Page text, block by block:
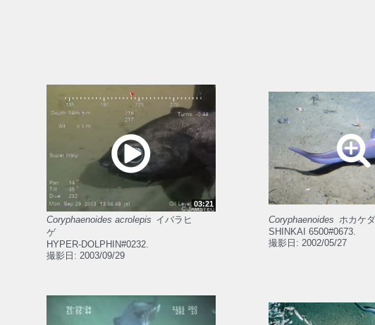
03:21
Coryphaenoides acrolepis イバラヒ
ゲ
HYPER-DOLPHIN#0232.
撮影日: 2003/09/29
Coryphaenoides ホカケ
SHINKAI 6500#0673.
撮影日: 2002/05/27